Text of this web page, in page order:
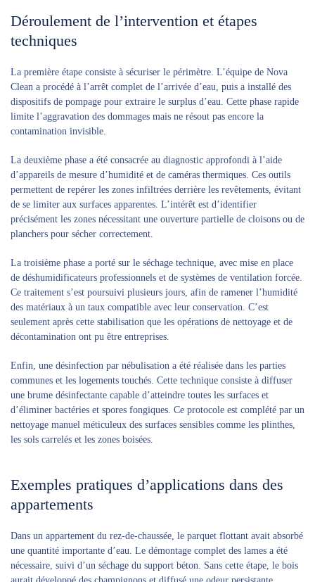
Déroulement de l’intervention et étapes
techniques
La première étape consiste à sécuriser le périmètre. L’équipe de Nova
Clean a procédé à l’arrêt complet de l’arrivée d’eau, puis a installé des
dispositifs de pompage pour extraire le surplus d’eau. Cette phase rapide
limite l’aggravation des dommages mais ne résout pas encore la
contamination invisible.
La deuxième phase a été consacrée au diagnostic approfondi à l’aide
d’appareils de mesure d’humidité et de caméras thermiques. Ces outils
permettent de repérer les zones infiltrées derrière les revêtements, évitant
de se limiter aux surfaces apparentes. L’intérêt est d’identifier
précisément les zones nécessitant une ouverture partielle de cloisons ou de
planchers pour sécher correctement.
La troisième phase a porté sur le séchage technique, avec mise en place
de déshumidificateurs professionnels et de systèmes de ventilation forcée.
Ce traitement s’est poursuivi plusieurs jours, afin de ramener l’humidité
des matériaux à un taux compatible avec leur conservation. C’est
seulement après cette stabilisation que les opérations de nettoyage et de
décontamination ont pu être entreprises.
Enfin, une désinfection par nébulisation a été réalisée dans les parties
communes et les logements touchés. Cette technique consiste à diffuser
une brume désinfectante capable d’atteindre toutes les surfaces et
d’éliminer bactéries et spores fongiques. Ce protocole est complété par un
nettoyage manuel méticuleux des surfaces sensibles comme les plinthes,
les sols carrelés et les zones boisées.
Exemples pratiques d’applications dans des
appartements
Dans un appartement du rez-de-chaussée, le parquet flottant avait absorbé
une quantité importante d’eau. Le démontage complet des lames a été
nécessaire, suivi d’un séchage du support béton. Sans cette étape, le bois